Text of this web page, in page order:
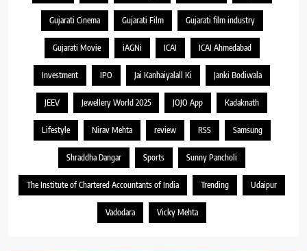
Gujarati Cinema Gujarati Film Gujarati film industry
Gujarati Movie iAGNi ICAI ICAI Ahmedabad
Investment IPO Jai Kanhaiyalall Ki Janki Bodiwala
JEEV Jewellery World 2025 JOJO App Kadaknath
Lifestyle Nirav Mehta review RSS Samsung
Shraddha Dangar Sports Sunny Pancholi
The Institute of Chartered Accountants of India Trending Udaipur
Vadodara Vicky Mehta